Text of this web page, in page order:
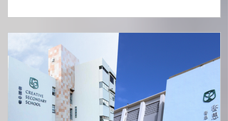
不禁讓我們思考：當孩子 6 年後從小學畢
業，甚至 15 年後從大學步入社會時，科技
將會把世界塑造成什麼模樣？ 面對未來的
科技浪潮，前瞻性的教育藍圖核心價值或
許不再是比拼「誰背誦的知識最多」，教
育的核心價值或許不再是比拼「誰背誦的